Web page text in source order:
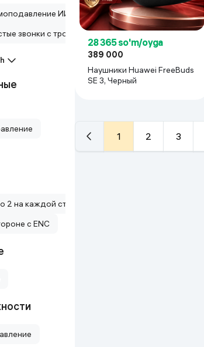
ИИ
звонки с тройными микрофонами и CrystalTalk AI
2 на каждой стороне
с ENC
28 365 so'm/oyga
389 000
Наушники Huawei FreeBuds
SE 3, Черный
1 2 3